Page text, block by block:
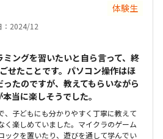
体験生
：2024/12
ングを習いたいと自ら言って、終
せたことです。パソコン操作はほ
たのですが、教えてもらいながら
当に楽しそうでした。
、子どもにも分かりやすく丁寧に教えて
く楽しめていました。マイクラのゲーム
ックを置いたり、遊びを通して学んでい